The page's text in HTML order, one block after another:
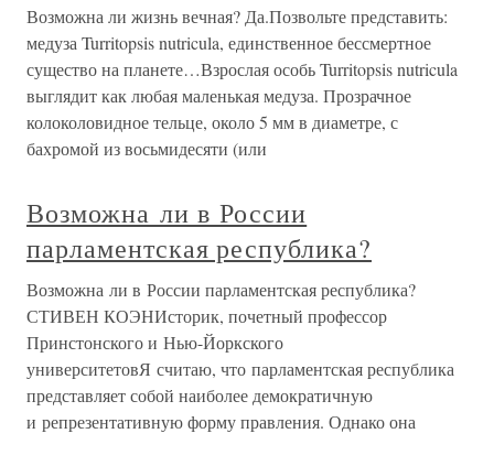
Возможна ли жизнь вечная? Да.Позвольте представить:
медуза Turritopsis nutricula, единственное бессмертное
существо на планете…Взрослая особь Turritopsis nutricula
выглядит как любая маленькая медуза. Прозрачное
колоколовидное тельце, около 5 мм в диаметре, с
бахромой из восьмидесяти (или
Возможна ли в России
парламентская республика?
Возможна ли в России парламентская республика?
СТИВЕН КОЭНИсторик, почетный профессор
Принстонского и Нью-Йоркского
университетовЯ считаю, что парламентская республика
представляет собой наиболее демократичную
и репрезентативную форму правления. Однако она